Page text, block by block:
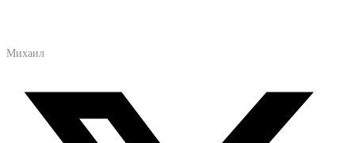
Михаил